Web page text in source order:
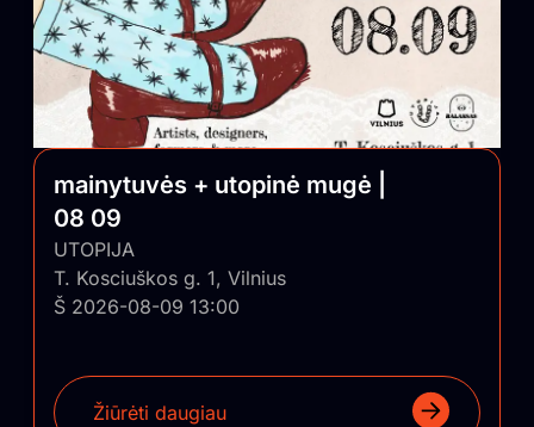
mainytuvės + utopinė mugė |
08 09
UTOPIJA
T. Kosciuškos g. 1, Vilnius
Š 2026-08-09 13:00
Žiūrėti daugiau